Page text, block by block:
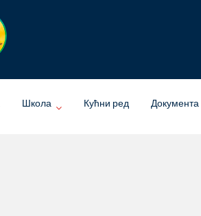
Школа Кућни ред Документа